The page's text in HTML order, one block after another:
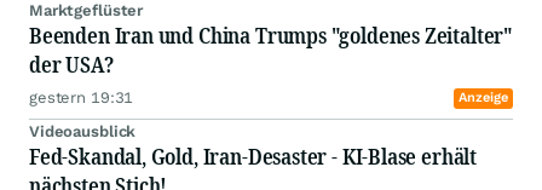
Marktgeflüster
Beenden Iran und China Trumps "goldenes Zeitalter"
der USA?
gestern 19:31 Anzeige
Videoausblick
Fed-Skandal, Gold, Iran-Desaster - KI-Blase erhält